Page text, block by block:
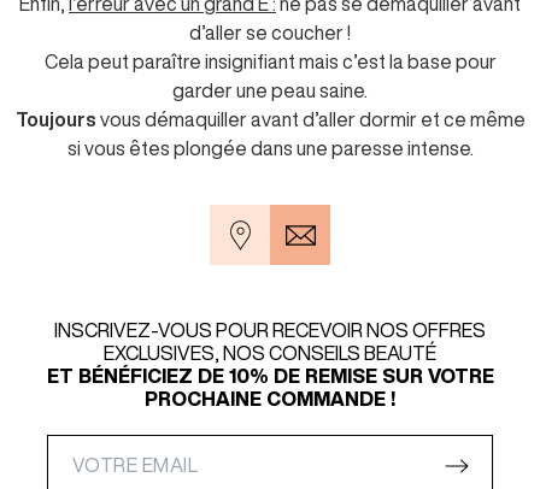
d’aller se coucher !
Cela peut paraître insignifiant mais c’est la base pour
garder une peau saine.
Toujours vous démaquiller avant d’aller dormir et ce même
si vous êtes plongée dans une paresse intense.
INSCRIVEZ-VOUS POUR RECEVOIR NOS OFFRES
EXCLUSIVES, NOS CONSEILS BEAUTÉ
ET BÉNÉFICIEZ DE 10% DE REMISE SUR VOTRE
PROCHAINE COMMANDE !